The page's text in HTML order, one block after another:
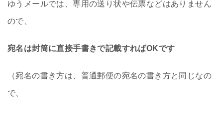
ゆうメールでは、専用の送り状や伝票などはありません
ので、
宛名は封筒に直接手書きで記載すればOKです
（宛名の書き方は、普通郵便の宛名の書き方と同じなの
で、